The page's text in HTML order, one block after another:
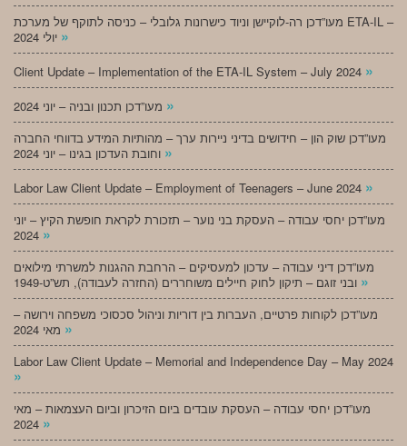
מעו”דכן רה-לוקיישן וניוד כישרונות גלובלי – כניסה לתוקף של מערכת ETA-IL –
»
Client Update – Implementation of the ETA-IL System – July 2024 »
»
מעו”דכן שוק הון – חידושים בדיני ניירות ערך – מהותיות המידע בדווחי החברה
»
Labor Law Client Update – Employment of Teenagers – June 2024 »
מעו”דכן יחסי עבודה – העסקת בני נוער – תזכורת לקראת חופשת הקיץ – יוני
»
מעו”דכן דיני עבודה – עדכון למעסיקים – הרחבת ההגנות למשרתי מילואים
»
מעו”דכן לקוחות פרטיים, העברות בין דוריות וניהול סכסוכי משפחה וירושה –
»
Labor Law Client Update – Memorial and Independence Day – May 2024
»
מעו”דכן יחסי עבודה – העסקת עובדים ביום הזיכרון וביום העצמאות – מאי
»